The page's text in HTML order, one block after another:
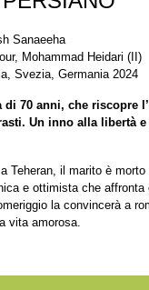
Sanaeeha
Mohammad Heidari (II)
Svezia, Germania 2024
70 anni, che riscopre
Un inno alla libertà
Teheran, il marito è
e ottimista che
la convincerà a
vita amorosa.